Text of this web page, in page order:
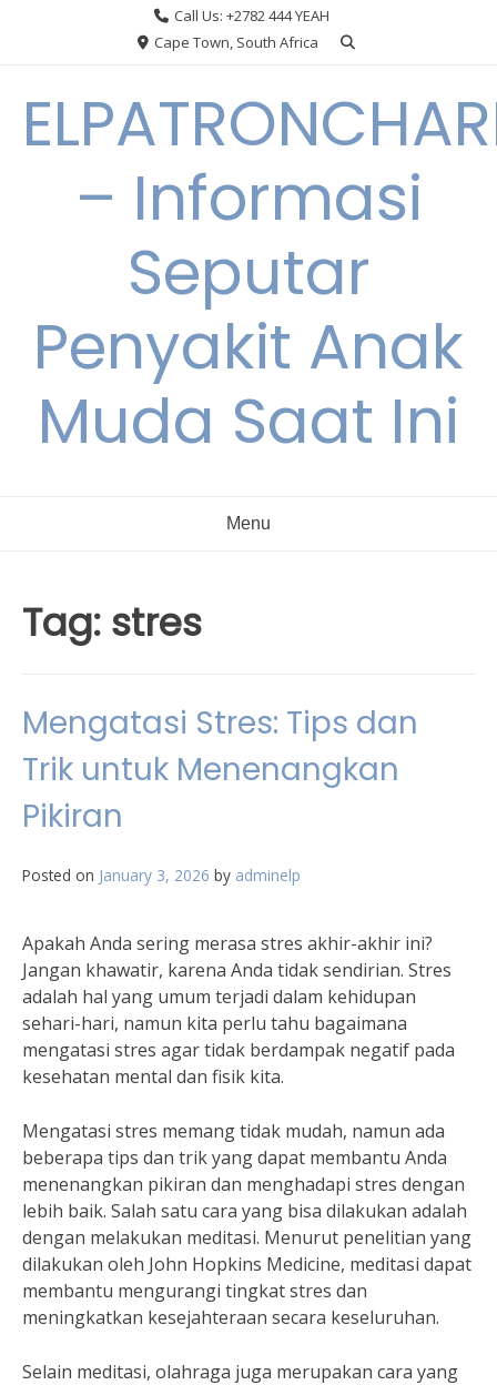
Call Us: +2782 444 YEAH
Cape Town, South Africa
– Informasi
Seputar
Penyakit Anak
Muda Saat Ini
Menu
Tag: stres
Mengatasi Stres: Tips dan
Trik untuk Menenangkan
Pikiran
Posted on January 3, 2026 by adminelp
Apakah Anda sering merasa stres akhir-akhir ini?
Jangan khawatir, karena Anda tidak sendirian. Stres
adalah hal yang umum terjadi dalam kehidupan
sehari-hari, namun kita perlu tahu bagaimana
mengatasi stres agar tidak berdampak negatif pada
kesehatan mental dan fisik kita.
Mengatasi stres memang tidak mudah, namun ada
beberapa tips dan trik yang dapat membantu Anda
menenangkan pikiran dan menghadapi stres dengan
lebih baik. Salah satu cara yang bisa dilakukan adalah
dengan melakukan meditasi. Menurut penelitian yang
dilakukan oleh John Hopkins Medicine, meditasi dapat
membantu mengurangi tingkat stres dan
meningkatkan kesejahteraan secara keseluruhan.
Selain meditasi, olahraga juga merupakan cara yang